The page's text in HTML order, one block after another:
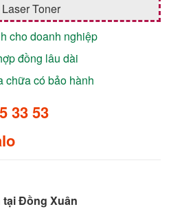
Laser Toner
cho doanh nghiệp
đồng lâu dài
chữa có bảo hành
33 53
Đồng Xuân